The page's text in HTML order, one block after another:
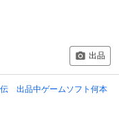
出品
出品中ゲームソフト何本